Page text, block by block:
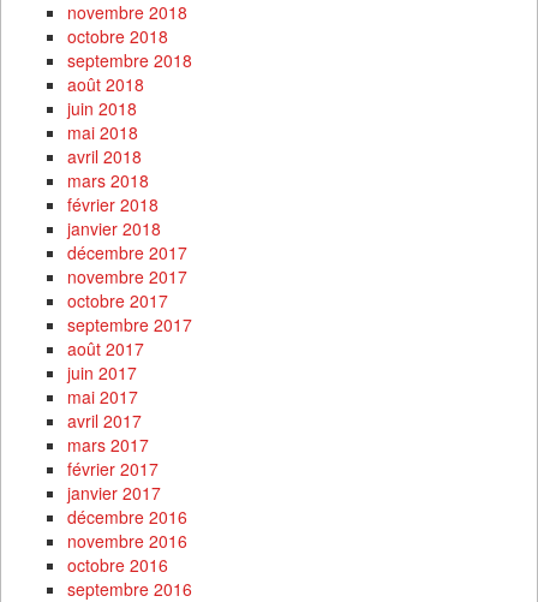
novembre 2018
octobre 2018
septembre 2018
août 2018
juin 2018
mai 2018
avril 2018
mars 2018
février 2018
janvier 2018
décembre 2017
novembre 2017
octobre 2017
septembre 2017
août 2017
juin 2017
mai 2017
avril 2017
mars 2017
février 2017
janvier 2017
décembre 2016
novembre 2016
octobre 2016
septembre 2016